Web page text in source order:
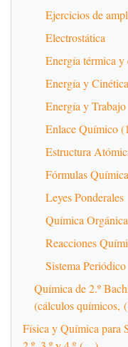
Ejercicios de
Electrostática
Energía térmica y
Energía y
Energía y Trabajo
Enlace Químico
Estructura
Fórmulas
Leyes Ponderales
Química Orgánica
Reacciones
Sistema Periódico
Química de 2.º
(cálculos
Física y Química para